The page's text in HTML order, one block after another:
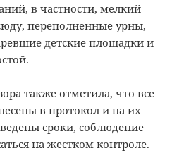
в частности, мелкий
переполненные урны,
детские площадки и
также отметила, что все
в протокол и на их
сроки, соблюдение
на жестком контроле.